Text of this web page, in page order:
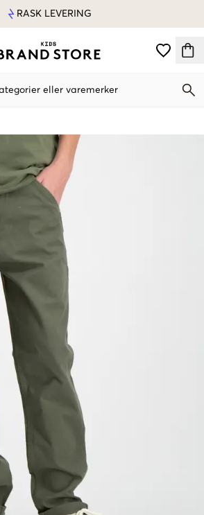
RASK LEVERING
eller varemerker